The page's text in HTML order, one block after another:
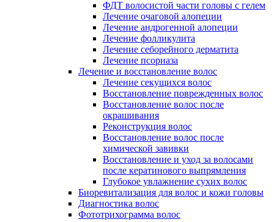
ФДТ волосистой части головы с гелем
Лечение очаговой алопеции
Лечение андрогенной алопеции
Лечение фолликулита
Лечение себорейного дерматита
Лечение псориаза
Лечение и восстановление волос
Лечение секущихся волос
Восстановление поврежденных волос
Восстановление волос после
окрашивания
Реконструкция волос
Восстановление волос после
химической завивки
Восстановление и уход за волосами
после кератинового выпрямления
Глубокое увлажнение сухих волос
Биоревитализация для волос и кожи головы
Диагностика волос
Фототрихограмма волос